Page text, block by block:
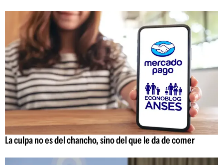
La culpa no es del chancho, sino del que le da de comer